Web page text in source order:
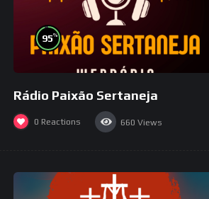
95%
Rádio Paixão Sertaneja
0 Reactions 660 Views